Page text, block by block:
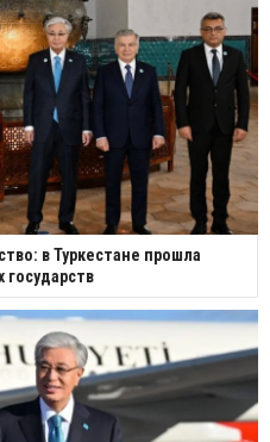
в Туркестане прошла
государств